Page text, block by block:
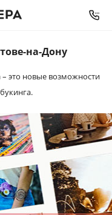
на-Дону
– это новые возможности